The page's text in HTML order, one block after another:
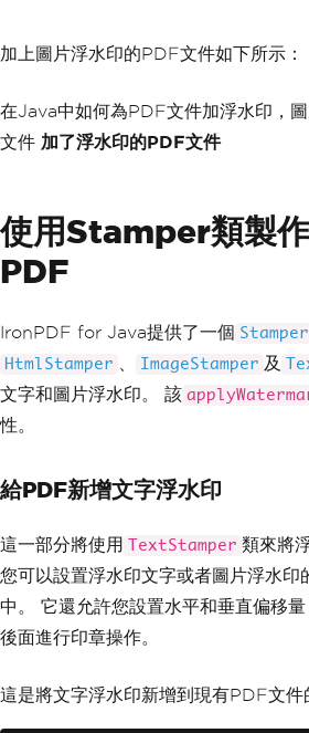
加上圖片浮水印的PDF文件如下所示：
在Java中如何為PDF文件加浮水印，
文件 加了浮水印的PDF文件
使用Stamper類製
PDF
IronPDF for Java提供了一個 Stamper
HtmlStamper ImageStamper 及
文字和圖片浮水印。 該
性。
給PDF新增文字浮水印
這一部分將使用 TextStamper 類來將
您可以設置浮水印文字或者圖片浮水
中。 它還允許您設置水平和垂直偏移
後面進行印章操作。
這是將文字浮水印新增到現有PDF文件